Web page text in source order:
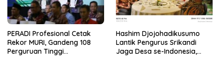
PERADI Profesional Cetak
Rekor MURI, Gandeng 108
Perguruan Tinggi
Hashim Djojohadikusumo
Lantik Pengurus Srikandi
Jaga Desa se-Indonesia,